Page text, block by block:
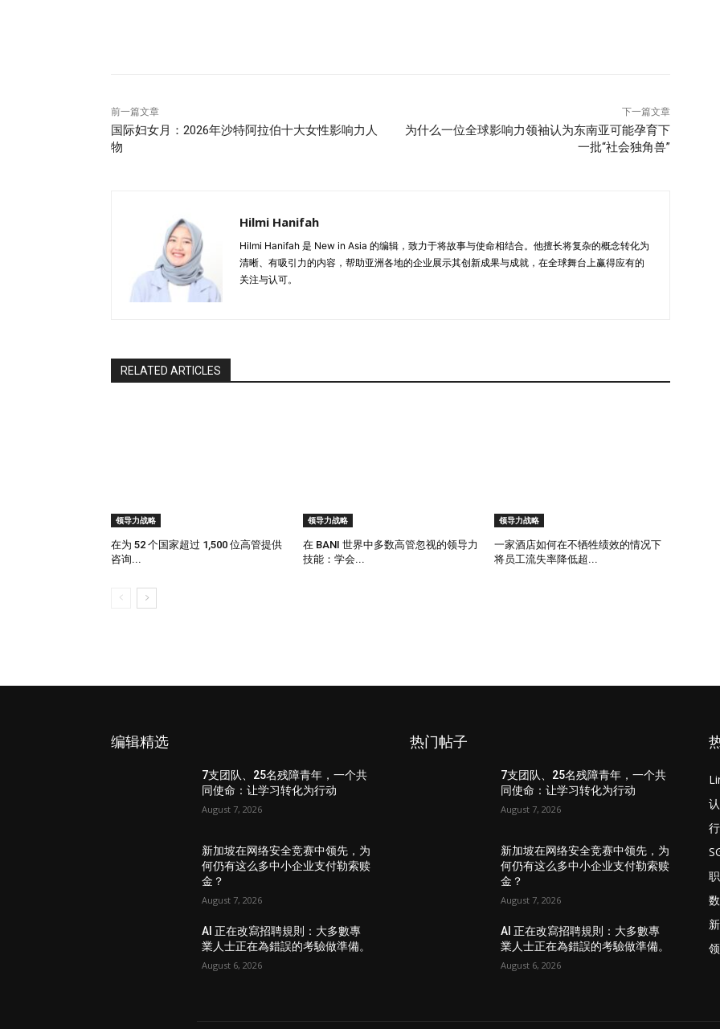
前一篇文章
国际妇女月：2026年沙特阿拉伯十大女性影响力人
物
下一篇文章
为什么一位全球影响力领袖认为东南亚可能孕育下
一批“社会独角兽”
Hilmi Hanifah
Hilmi Hanifah 是 New in Asia 的编辑，致力于将故事与使命相结合。他擅长将复杂的概念转化为
清晰、有吸引力的内容，帮助亚洲各地的企业展示其创新成果与成就，在全球舞台上赢得应有的
关注与认可。
RELATED ARTICLES
领导力战略
在为 52 个国家超过 1,500 位高管提供
咨询...
领导力战略
在 BANI 世界中多数高管忽视的领导力
技能：学会...
领导力战略
一家酒店如何在不牺牲绩效的情况下
将员工流失率降低超...
编辑精选
7支团队、25名残障青年，一个共
同使命：让学习转化为行动
August 7, 2026
新加坡在网络安全竞赛中领先，为
何仍有这么多中小企业支付勒索赎
金？
August 7, 2026
AI 正在改寫招聘規則：大多數專
業人士正在為錯誤的考驗做準備。
August 6, 2026
热门帖子
7支团队、25名残障青年，一个共
同使命：让学习转化为行动
August 7, 2026
新加坡在网络安全竞赛中领先，为
何仍有这么多中小企业支付勒索赎
金？
August 7, 2026
AI 正在改寫招聘規則：大多數專
業人士正在為錯誤的考驗做準備。
August 6, 2026